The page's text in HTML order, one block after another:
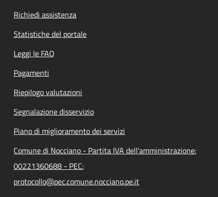
Richiedi assistenza
Statistiche del portale
Leggi le FAQ
Pagamenti
Riepilogo valutazioni
Segnalazione disservizio
Piano di miglioramento dei servizi
Comune di Nocciano - Partita IVA dell'amministrazione:
00221360688 - PEC:
protocollo@pec.comune.nocciano.pe.it